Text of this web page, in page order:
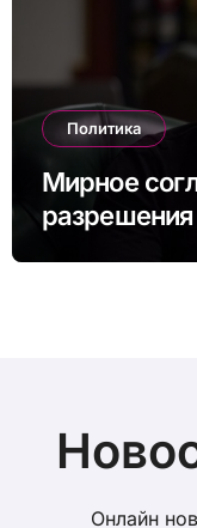
Политика
Мирное
назвал
Онлайн